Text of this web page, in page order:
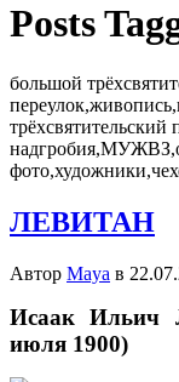
Posts
большой
ЛЕВИТАН
Автор Maya в
Исаак Ильич
июля 1900)